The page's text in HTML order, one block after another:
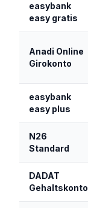
easybank
easy gratis
Anadi Online
Girokonto
easybank
easy plus
N26
Standard
DADAT
Gehaltskonto